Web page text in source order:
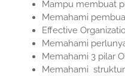
Mampu membuat
Memahami
Effective
Memahami
Memahami 3 pilar
Memahami